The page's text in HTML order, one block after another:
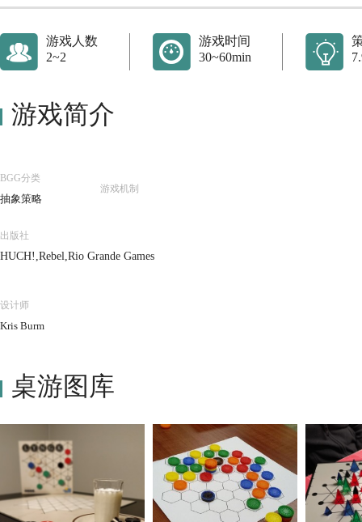
游戏人数
2~2
游戏时间
30~60min
游戏简介
BGG分类
抽象策略
游戏机制
出版社
HUCH!,Rebel,Rio Grande Games
设计师
Kris Burm
桌游图库